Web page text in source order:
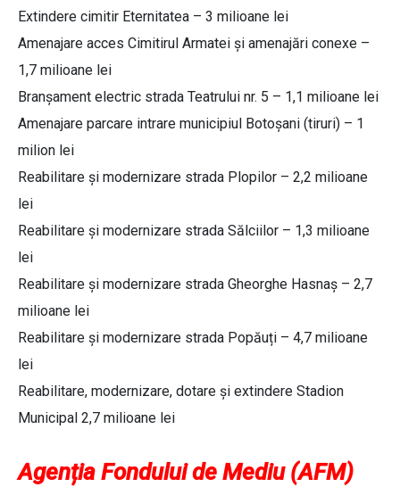
Extindere cimitir Eternitatea – 3 milioane lei
Amenajare acces Cimitirul Armatei și amenajări conexe –
1,7 milioane lei
Branșament electric strada Teatrului nr. 5 – 1,1 milioane lei
Amenajare parcare intrare municipiul Botoșani (tiruri) – 1
milion lei
Reabilitare și modernizare strada Plopilor – 2,2 milioane
lei
Reabilitare și modernizare strada Sălciilor – 1,3 milioane
lei
Reabilitare și modernizare strada Gheorghe Hasnaș – 2,7
milioane lei
Reabilitare și modernizare strada Popăuți – 4,7 milioane
lei
Reabilitare, modernizare, dotare și extindere Stadion
Municipal 2,7 milioane lei
Agenția Fondului de Mediu (AFM)